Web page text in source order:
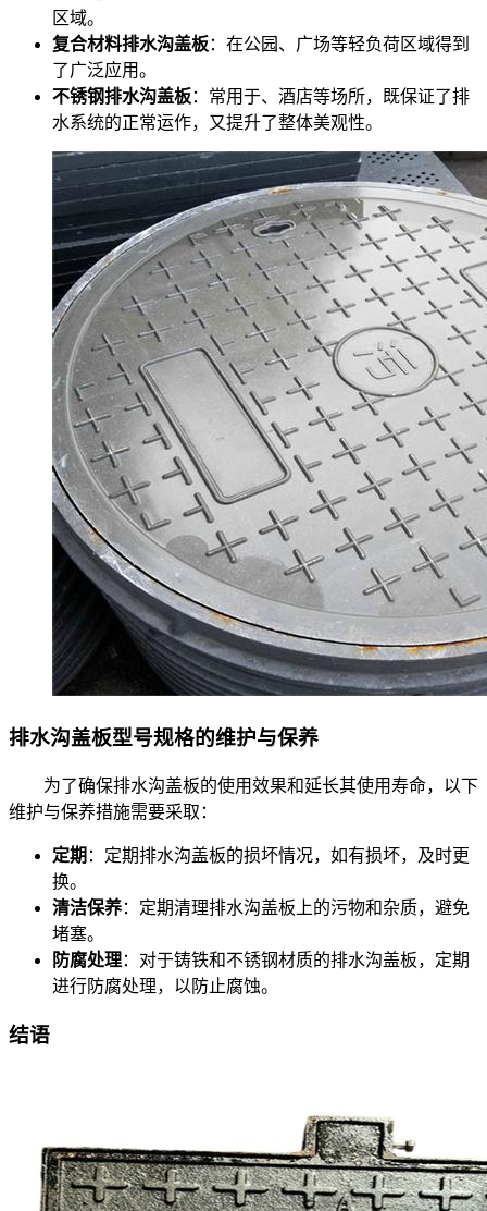
区域。
复合材料排水沟盖板：在公园、广场等轻负荷区域得到
了广泛应用。
不锈钢排水沟盖板：常用于、酒店等场所，既保证了排
水系统的正常运作，又提升了整体美观性。
排水沟盖板型号规格的维护与保养
为了确保排水沟盖板的使用效果和延长其使用寿命，以下
维护与保养措施需要采取：
定期 ：定期排水沟盖板的损坏情况，如有损坏，及时更
换。
清洁保养：定期清理排水沟盖板上的污物和杂质，避免
堵塞。
防腐处理：对于铸铁和不锈钢材质的排水沟盖板，定期
进行防腐处理，以防止腐蚀。
结语